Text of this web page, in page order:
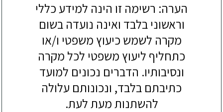
הערה: רשימה זו הינה למידע כללי
וראשוני בלבד ואינה נועדה בשום
מקרה לשמש כיעוץ משפטי ו/או
כתחליף ליעוץ משפטי לכל מקרה
ונסיבותיו. הדברים נכונים למועד
כתיבתם בלבד, ונכונותם עלולה
להשתנות מעת לעת.